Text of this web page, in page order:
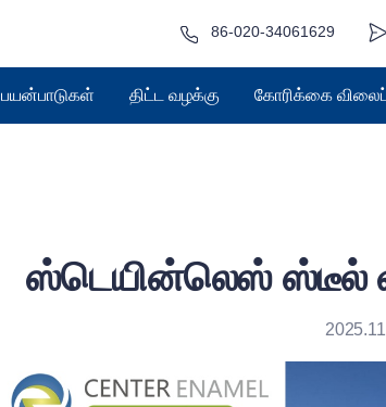
86-020-34061629
பயன்பாடுகள் திட்ட வழக்கு கோரிக்கை
ஸ்டெயின்லெஸ் ஸ்டீல்